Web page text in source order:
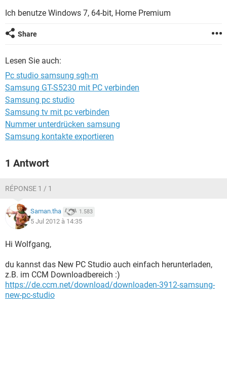
Ich benutze Windows 7, 64-bit, Home Premium
Share
Lesen Sie auch:
Pc studio samsung sgh-m
Samsung GT-S5230 mit PC verbinden
Samsung pc studio
Samsung tv mit pc verbinden
Nummer unterdrücken samsung
Samsung kontakte exportieren
1 Antwort
RÉPONSE 1 / 1
Saman.tha 1.583
5 Jul 2012 à 14:35
Hi Wolfgang,
du kannst das New PC Studio auch einfach herunterladen,
z.B. im CCM Downloadbereich :)
https://de.ccm.net/download/downloaden-3912-samsung-
new-pc-studio